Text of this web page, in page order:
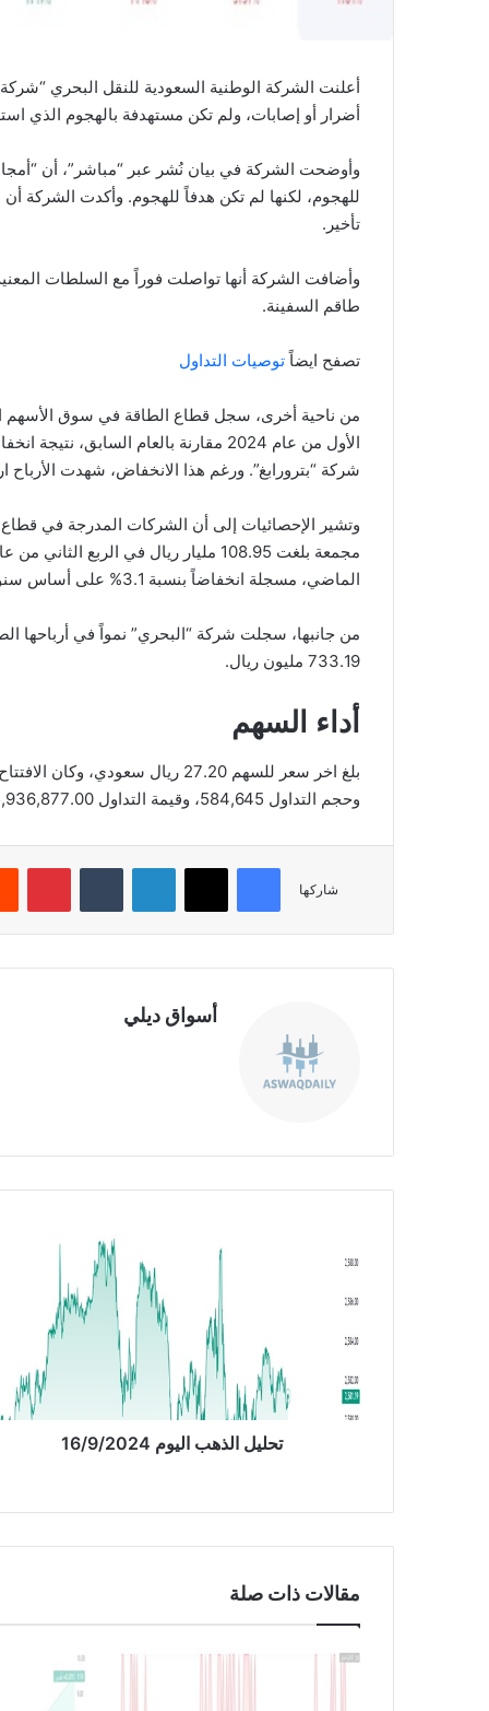
أعلنت الشركة الوطنية السعودية للنقل البحري
أضرار أو إصابات، ولم تكن مستهدفة بالهجوم الذي
وأوضحت الشركة في بيان نُشر عبر “مباشر”، أن
للهجوم، لكنها لم تكن هدفاً للهجوم. وأكدت الشركة
تأخير.
وأضافت الشركة أنها تواصلت فوراً مع السلطات
طاقم السفينة.
تصفح ايضاً توصيات التداول
من ناحية أخرى، سجل قطاع الطاقة في سوق الأسهم
الأول من عام 2024 مقارنة بالعام
شركة “بترورابغ”. ورغم هذا الانخفاض، شهدت
وتشير الإحصائيات إلى أن الشركات المدرجة في
الماضي، مسجلة انخفاضاً بنسبة 3.1% على أساس سنوي.
733.19 مليون ريال.
أداء السهم
وحجم التداول 584,645، وقيمة التداول 15,936,877.00، بعدد صفقات 1,432، والقيمة السوقية 20,081.22.
شاركها
فيسبوك لينكدإن بينتيريست
أسواق ديلي
ح
ي
ا
ل
ذ
ه
ي
6
/
تحليل الذهب اليوم 16/9/2024
مقالات ذات صلة